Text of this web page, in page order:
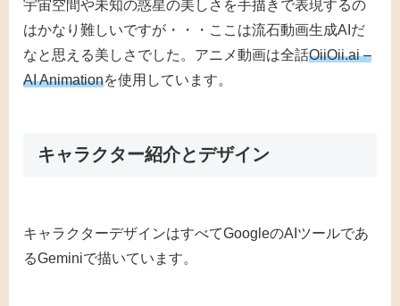
宇宙空間や未知の惑星の美しさを手描きで表現するの
はかなり難しいですが・・・ここは流石動画生成AIだ
なと思える美しさでした。アニメ動画は全話OiiOii.ai –
AI Animationを使用しています。
キャラクター紹介とデザイン
キャラクターデザインはすべてGoogleのAIツールであ
るGeminiで描いています。